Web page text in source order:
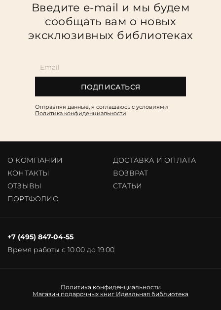
Введите e-mail и мы будем
сообщать вам о новых
эксклюзивных библиотеках
ПОДПИСАТЬСЯ
Отправляя данные, я соглашаюсь c условиями
Политика конфиденциальности
О КОМПАНИИ
ДОСТАВКА И ОПЛАТА
КОНТАКТЫ
ВОЗВРАТ
ОТЗЫВЫ
CТАТЬИ
ПОРТФОЛИО
Время работы с 10.00 до 19.00
+7 (495) 847-04-55
Политика конфиденциальности
Магазин подарочных книг Идеальная библиотека